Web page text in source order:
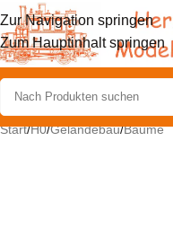
Zur Navigation springen
Zum Hauptinhalt springen
Start/H0/Geländebau/Bäume